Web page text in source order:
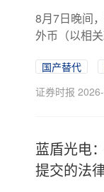
8月7日晚间
外币（以相
国产替代
证券时报
蓝盾光电
提交的法